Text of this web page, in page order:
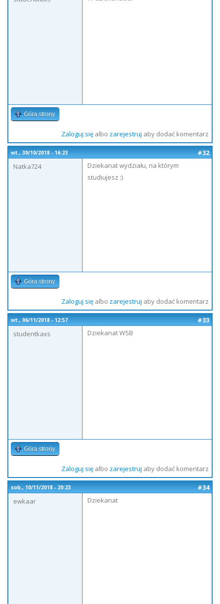
Góra strony
Zaloguj sięalbo zarejestruj aby dodać komentarz
wt., 30/10/2018 - 16:23
#32
Natka724
Dziekanat wydziału, na którym
studiujesz :)
Góra strony
Zaloguj sięalbo zarejestruj aby dodać komentarz
wt., 06/11/2018 - 12:57
#33
studentkaxs
Dziekanat WSB
Góra strony
Zaloguj sięalbo zarejestruj aby dodać komentarz
sob., 10/11/2018 - 20:23
#34
ewkaar
Dziekanat